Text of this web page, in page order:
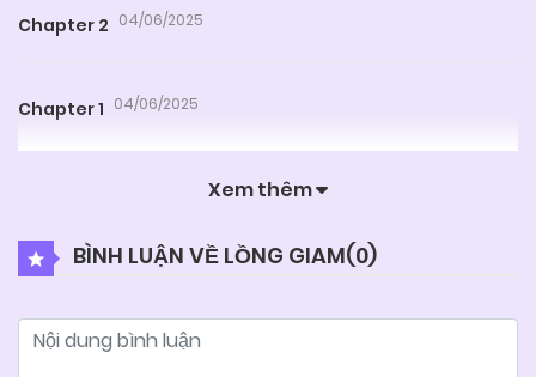
Chapter 2 04/06/2025
Chapter 1 04/06/2025
Xem thêm
BÌNH LUẬN VỀ LỒNG GIAM(0)